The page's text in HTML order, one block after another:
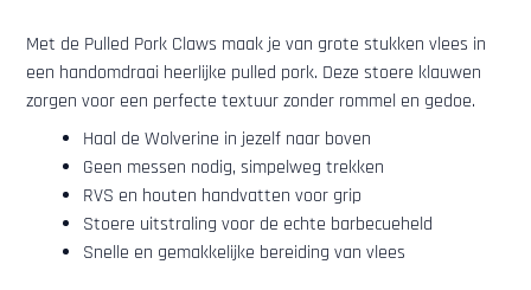
Met de Pulled Pork Claws maak je van grote stukken vlees in
een handomdraai heerlijke pulled pork. Deze stoere klauwen
zorgen voor een perfecte textuur zonder rommel en gedoe.
Haal de Wolverine in jezelf naar boven
Geen messen nodig, simpelweg trekken
RVS en houten handvatten voor grip
Stoere uitstraling voor de echte barbecueheld
Snelle en gemakkelijke bereiding van vlees